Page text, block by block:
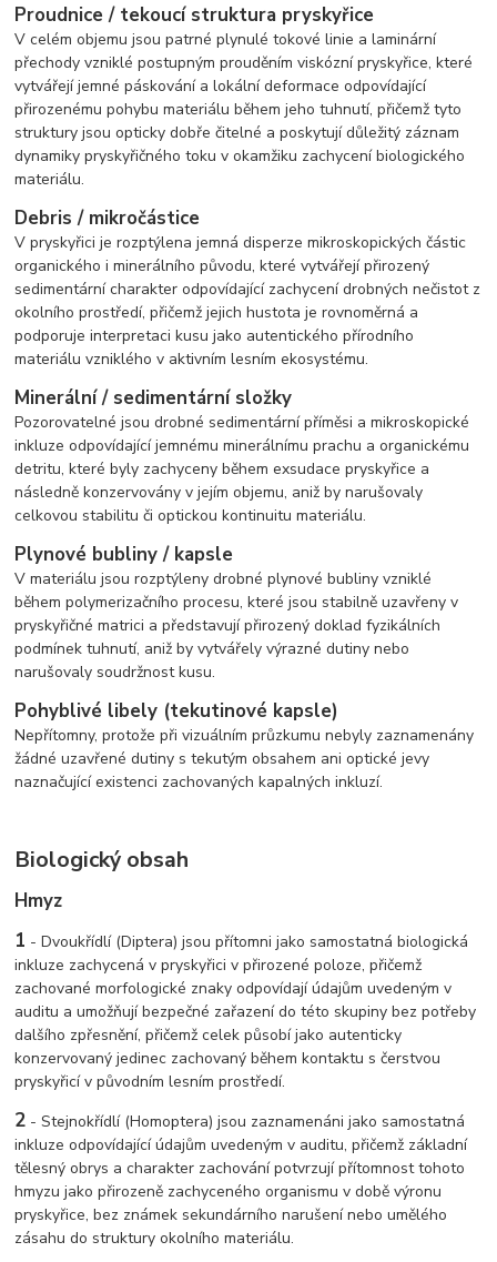
Proudnice / tekoucí struktura pryskyřice
V celém objemu jsou patrné plynulé tokové linie a laminární
přechody vzniklé postupným prouděním viskózní pryskyřice, které
vytvářejí jemné páskování a lokální deformace odpovídající
přirozenému pohybu materiálu během jeho tuhnutí, přičemž tyto
struktury jsou opticky dobře čitelné a poskytují důležitý záznam
dynamiky pryskyřičného toku v okamžiku zachycení biologického
materiálu.
Debris / mikročástice
V pryskyřici je rozptýlena jemná disperze mikroskopických částic
organického i minerálního původu, které vytvářejí přirozený
sedimentární charakter odpovídající zachycení drobných nečistot z
okolního prostředí, přičemž jejich hustota je rovnoměrná a
podporuje interpretaci kusu jako autentického přírodního
materiálu vzniklého v aktivním lesním ekosystému.
Minerální / sedimentární složky
Pozorovatelné jsou drobné sedimentární příměsi a mikroskopické
inkluze odpovídající jemnému minerálnímu prachu a organickému
detritu, které byly zachyceny během exsudace pryskyřice a
následně konzervovány v jejím objemu, aniž by narušovaly
celkovou stabilitu či optickou kontinuitu materiálu.
Plynové bubliny / kapsle
V materiálu jsou rozptýleny drobné plynové bubliny vzniklé
během polymerizačního procesu, které jsou stabilně uzavřeny v
pryskyřičné matrici a představují přirozený doklad fyzikálních
podmínek tuhnutí, aniž by vytvářely výrazné dutiny nebo
narušovaly soudržnost kusu.
Pohyblivé libely (tekutinové kapsle)
Nepřítomny, protože při vizuálním průzkumu nebyly zaznamenány
žádné uzavřené dutiny s tekutým obsahem ani optické jevy
naznačující existenci zachovaných kapalných inkluzí.
Biologický obsah
Hmyz
1 - Dvoukřídlí (Diptera) jsou přítomni jako samostatná biologická
inkluze zachycená v pryskyřici v přirozené poloze, přičemž
zachované morfologické znaky odpovídají údajům uvedeným v
auditu a umožňují bezpečné zařazení do této skupiny bez potřeby
dalšího zpřesnění, přičemž celek působí jako autenticky
konzervovaný jedinec zachovaný během kontaktu s čerstvou
pryskyřicí v původním lesním prostředí.
2 - Stejnokřídlí (Homoptera) jsou zaznamenáni jako samostatná
inkluze odpovídající údajům uvedeným v auditu, přičemž základní
tělesný obrys a charakter zachování potvrzují přítomnost tohoto
hmyzu jako přirozeně zachyceného organismu v době výronu
pryskyřice, bez známek sekundárního narušení nebo umělého
zásahu do struktury okolního materiálu.